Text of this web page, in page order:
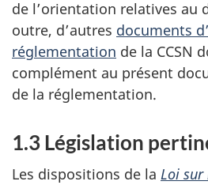
de l’orientation relatives au
outre, d’autres documents
réglementation de la CCSN
complément au présent
de la réglementation.
1.3 Législation
Les dispositions de la Loi sur